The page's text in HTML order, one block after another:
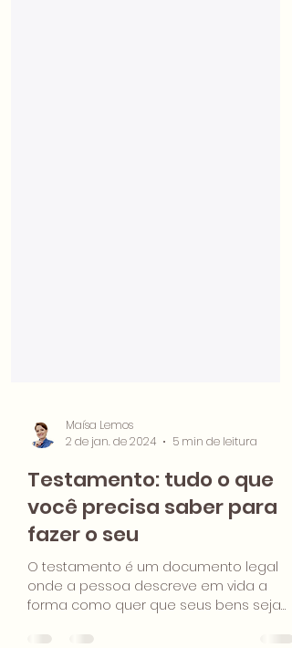
Maísa Lemos
2 de jan. de 2024
5 min de leitura
Testamento: tudo o que
você precisa saber para
fazer o seu